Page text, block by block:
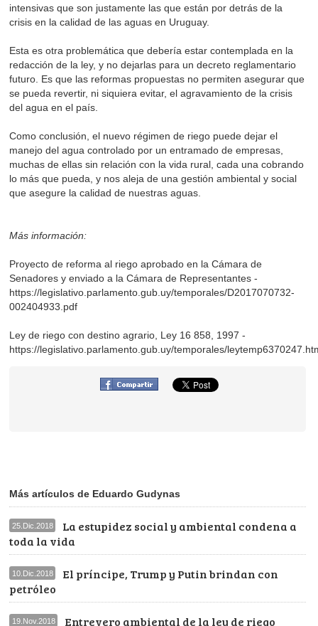
intensivas que son justamente las que están por detrás de la
crisis en la calidad de las aguas en Uruguay.
Esta es otra problemática que debería estar contemplada en la
redacción de la ley, y no dejarlas para un decreto reglamentario
futuro. Es que las reformas propuestas no permiten asegurar que
se pueda revertir, ni siquiera evitar, el agravamiento de la crisis
del agua en el país.
Como conclusión, el nuevo régimen de riego puede dejar el
manejo del agua controlado por un entramado de empresas,
muchas de ellas sin relación con la vida rural, cada una cobrando
lo más que pueda, y nos aleja de una gestión ambiental y social
que asegure la calidad de nuestras aguas.
Más información:
Proyecto de reforma al riego aprobado en la Cámara de
Senadores y enviado a la Cámara de Representantes -
https://legislativo.parlamento.gub.uy/temporales/D2017070732-
002404933.pdf
Ley de riego con destino agrario, Ley 16 858, 1997 -
https://legislativo.parlamento.gub.uy/temporales/
Más artículos de Eduardo Gudynas
25.Dic.2018
La estupidez social y ambiental condena a
toda la vida
10.Dic.2018
El príncipe, Trump y Putin brindan con
petróleo
19.Nov.2018 Entrevero ambiental de la ley de riego